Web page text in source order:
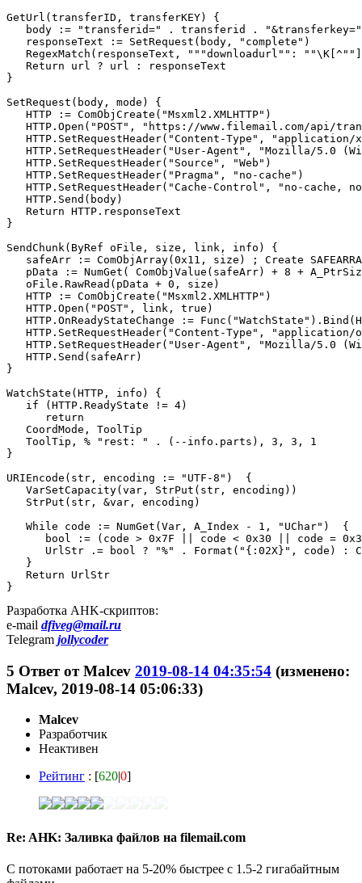
GetUrl(transferID, transferKEY) {
body := "transferid=" . transferid .
   responseText := SetRequest(body, "complete")
RegexMatch(responseText, """downloadurl"":
   Return url ? url : responseText
}
SetRequest(body, mode) {
   HTTP := ComObjCreate("Msxml2.XMLHTTP")
HTTP.Open("POST", "https://www.filemail.com/api/
HTTP.SetRequestHeader("Content-Type", "application/
HTTP.SetRequestHeader("User-Agent", "Mozilla/5.0
   HTTP.SetRequestHeader("Source", "Web")
   HTTP.SetRequestHeader("Pragma", "no-cache")
HTTP.SetRequestHeader("Cache-Control", "no-cache,
   HTTP.Send(body)
   Return HTTP.responseText
}
SendChunk(ByRef oFile, size, link, info) {
safeArr := ComObjArray(0x11, size) ; Create
pData := NumGet( ComObjValue(safeArr) + 8 +
   oFile.RawRead(pData + 0, size)
   HTTP := ComObjCreate("Msxml2.XMLHTTP")
   HTTP.Open("POST", link, true)
HTTP.OnReadyStateChange :=
HTTP.SetRequestHeader("Content-Type", "application/
HTTP.SetRequestHeader("User-Agent", "Mozilla/5.0
   HTTP.Send(safeArr)
}
WatchState(HTTP, info) {
   if (HTTP.ReadyState != 4)
      return
   CoordMode, ToolTip
   ToolTip, % "rest: " . (--info.parts), 3, 3, 1
}
URIEncode(str, encoding := "UTF-8")  {
   VarSetCapacity(var, StrPut(str, encoding))
   StrPut(str, &var, encoding)
   While code := NumGet(Var, A_Index - 1, "UChar")  {
bool := (code > 0x7F || code < 0x30 || code =
UrlStr .= bool ? "%" . Format("{:02X}", code) :
   }
   Return UrlStr
}
Разработка AHK-скриптов:
e-mail dfiveg@mail.ru
Telegram jollycoder
5 Ответ отMalcev 2019-08-14 04:35:54 (изменено:
Malcev, 2019-08-14 05:06:33)
Malcev
Разработчик
Неактивен
Рейтинг : [620|0]
Re: AHK: Заливка файлов на filemail.com
С потоками работает на 5-20% быстрее с 1.5-2 гигабайтным